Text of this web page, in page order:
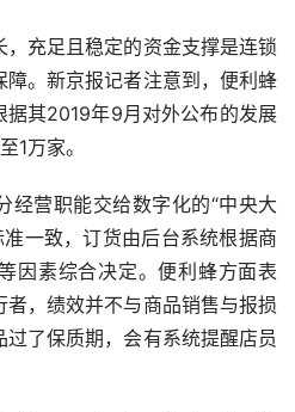
充足且稳定的资金支撑是连锁
。新京报记者注意到，便利蜂
其2019年9月对外公布的发展
1万家。
经营职能交给数字化的“中央大
一致，订货由后台系统根据商
因素综合决定。便利蜂方面表
，绩效并不与商品销售与报损
了保质期，会有系统提醒店员